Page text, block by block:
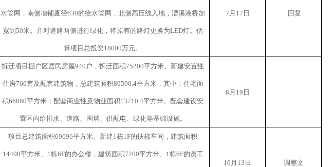
水管网，南侧增铺直径630的给水管网，北侧高压线入地，漕溪港桥加
宽到 50米。并对道路两侧进行绿化，将原有的路灯更换为LED灯。估
算项目总投资18000万元。
7 月 17 日 回复
拆迁项目棚户区居民房屋940 户，拆迁面积75200平方米。新建安置性
住房760套及配套建筑物，总建筑面积80590.4平方米，其中：住宅面
积66880平方米；配套商业性及物业面积13710.4平方米。配套建设安
置区内给排水、道路、围墙、供配电、绿化等基础设施。
8 月 19 日
项目总建筑面积69696平方米。新建1栋1F的扶梯车间，建筑面积
14400平方米、 1栋6F的办公楼，建筑面积7200平方米、 1栋6F的员工
10 月 13 日 调整文